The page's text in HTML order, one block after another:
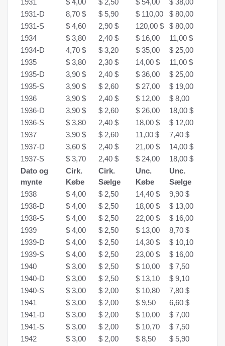
1931
$ 4,00 $ 2,50 $ 54,00
$ 38,00
1931-D
8,70 $ $ 5,90 $ 110,00
$ 80,00
1931-S
$ 4,60 2,90 $ 120,00 $
$ 80,00
1934
$ 3,80 2,40 $ $ 16,00
11,00 $
1934-D
4,70 $ $ 3,20 $ 35,00
$ 25,00
1935
$ 3,80 2,30 $ 14,00 $
11,00 $
1935-D
3,90 $ 2,40 $ $ 36,00
$ 25,00
1935-S
3,90 $ $ 2,60 $ 27,00
$ 19,00
1936
3,90 $ 2,40 $ $ 12,00
$ 8,00
1936-D
3,90 $ $ 2,60 $ 26,00
18,00 $
1936-S
$ 3,80 2,40 $ 18,00 $
$ 12,00
1937
3,90 $ $ 2,60 11,00 $
7,40 $
1937-D
3,60 $ 2,40 $ 21,00 $
14,00 $
1937-S
$ 3,70 2,40 $ $ 24,00
18,00 $
Dato og
mynte
Cirk.
Købe
Cirk.
Sælge
Unc.
Købe
Unc.
Sælge
1938
$ 4,00 $ 2,50 14,40 $
9,90 $
1938-D
$ 4,00 $ 2,50 18,00 $
$ 13,00
1938-S
$ 4,00 $ 2,50 22,00 $
$ 16,00
1939
$ 4,00 $ 2,50 $ 13,00
8,70 $
1939-D
$ 4,00 $ 2,50 14,30 $
$ 10,10
1939-S
$ 4,00 $ 2,50 23,00 $
$ 16,00
1940
$ 3,00 $ 2,50 $ 10,00
$ 7,50
1940-D
$ 3,00 $ 2,50 $ 13,10
$ 9,10
1940-S
$ 3,00 $ 2,00 $ 10,80
7,80 $
1941
$ 3,00 $ 2,00 $ 9,50
6,60 $
1941-D
$ 3,00 $ 2,00 $ 10,00
$ 7,00
1941-S
$ 3,00 $ 2,00 $ 10,70
$ 7,50
1942
$ 3,00 $ 2,00 $ 8,50
$ 5,90